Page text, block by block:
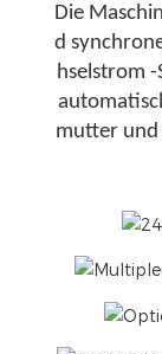
Die
d
hselstrom
mutter und